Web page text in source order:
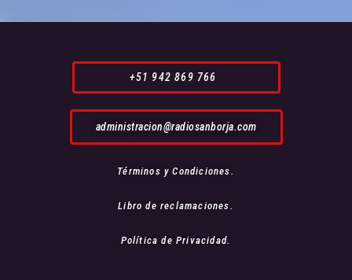
+51 942 869 766
administracion@radiosanborja.com
Términos y Condiciones.
Libro de reclamaciones.
Política de Privacidad.